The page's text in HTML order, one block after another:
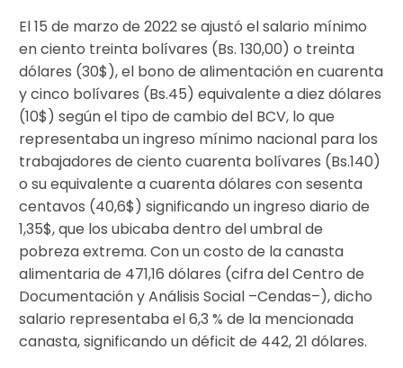
El 15 de marzo de 2022 se ajustó el salario mínimo
en ciento treinta bolívares (Bs. 130,00) o treinta
dólares (30$), el bono de alimentación en cuarenta
y cinco bolívares (Bs.45) equivalente a diez dólares
(10$) según el tipo de cambio del BCV, lo que
representaba un ingreso mínimo nacional para los
trabajadores de ciento cuarenta bolívares (Bs.140)
o su equivalente a cuarenta dólares con sesenta
centavos (40,6$) significando un ingreso diario de
1,35$, que los ubicaba dentro del umbral de
pobreza extrema. Con un costo de la canasta
alimentaria de 471,16 dólares (cifra del Centro de
Documentación y Análisis Social –Cendas–), dicho
salario representaba el 6,3 % de la mencionada
canasta, significando un déficit de 442, 21 dólares.